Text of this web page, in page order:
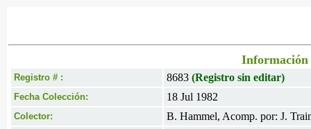
Información
Registro # : 8683 (Registro sin editar)
Fecha Colección: 18 Jul 1982
Colector: B. Hammel, Acomp. por: J.